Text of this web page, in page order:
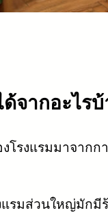
จากอะไรบ้
โรงแรมมาจาก
แรมส่วนใหญ่มักมี